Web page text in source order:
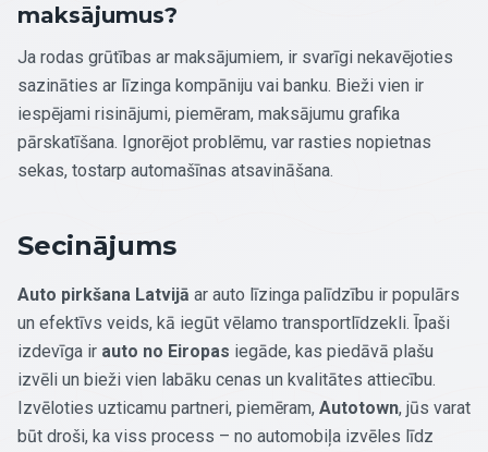
maksājumus?
Ja rodas grūtības ar maksājumiem, ir svarīgi nekavējoties
sazināties ar līzinga kompāniju vai banku. Bieži vien ir
iespējami risinājumi, piemēram, maksājumu grafika
pārskatīšana. Ignorējot problēmu, var rasties nopietnas
sekas, tostarp automašīnas atsavināšana.
Secinājums
Auto pirkšana Latvijā ar auto līzinga palīdzību ir populārs
un efektīvs veids, kā iegūt vēlamo transportlīdzekli. Īpaši
izdevīga ir auto no Eiropas iegāde, kas piedāvā plašu
izvēli un bieži vien labāku cenas un kvalitātes attiecību.
Izvēloties uzticamu partneri, piemēram, Autotown, jūs varat
būt droši, ka viss process – no automobiļa izvēles līdz